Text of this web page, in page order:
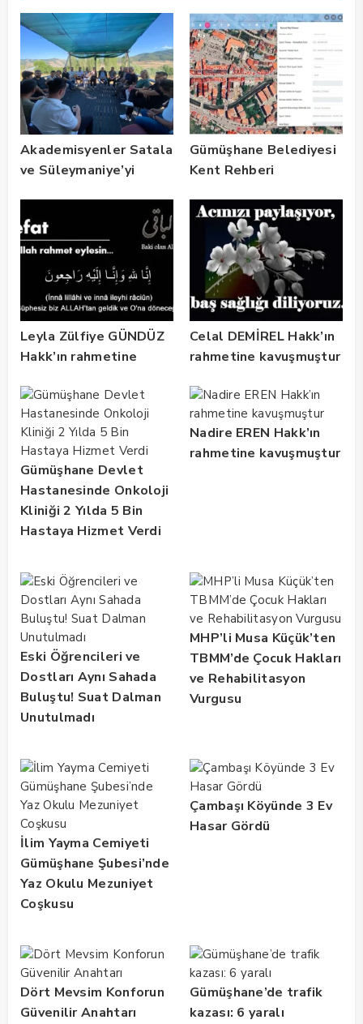
Akademisyenler Satala
ve Süleymaniye’yi
Gümüşhane Belediyesi
Kent Rehberi
Ruhsat Bilgi Sistemi
ile Güçlendirdi
Leyla Zülfiye GÜNDÜZ
Hakk’ın rahmetine
Celal DEMİREL Hakk’ın
rahmetine kavuşmuştur
Gümüşhane Devlet
Hastanesinde Onkoloji
Kliniği 2 Yılda 5 Bin
Hastaya Hizmet Verdi
Nadire EREN Hakk’ın
rahmetine kavuşmuştur
Eski Öğrencileri ve
Dostları Aynı Sahada
Buluştu! Suat Dalman
Unutulmadı
MHP’li Musa Küçük’ten
TBMM’de Çocuk Hakları
ve Rehabilitasyon
Vurgusu
İlim Yayma Cemiyeti
Gümüşhane Şubesi’nde
Yaz Okulu Mezuniyet
Coşkusu
Çambaşı Köyünde 3 Ev
Hasar Gördü
Dört Mevsim Konforun
Güvenilir Anahtarı
Gümüşhane’de trafik
kazası: 6 yaralı